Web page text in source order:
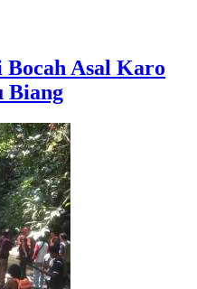
Bocah Asal Karo
Biang